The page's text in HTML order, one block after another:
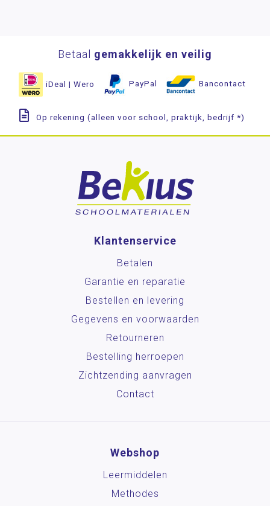
Betaal gemakkelijk en veilig
iDeal | Wero PayPal Bancontact
Op rekening (alleen voor school, praktijk, bedrijf *)
Klantenservice
Betalen
Garantie en reparatie
Bestellen en levering
Gegevens en voorwaarden
Retourneren
Bestelling herroepen
Zichtzending aanvragen
Contact
Webshop
Leermiddelen
Methodes